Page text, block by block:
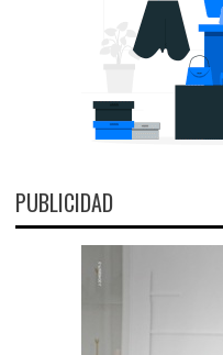
PUBLICIDAD